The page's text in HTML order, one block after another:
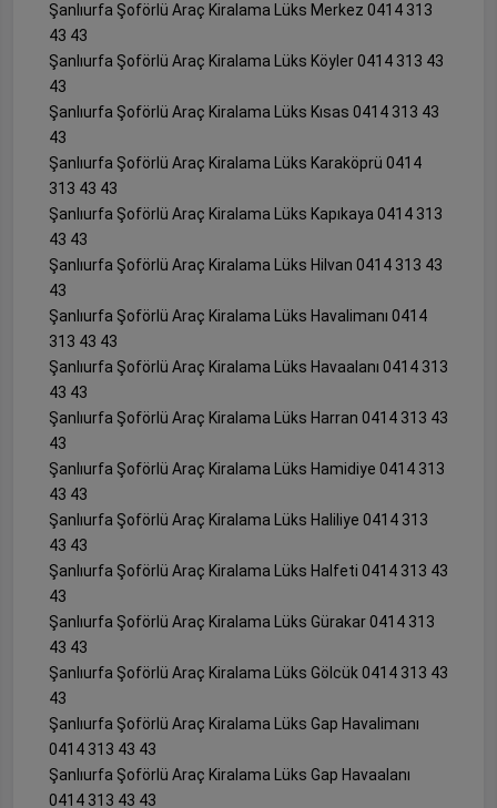
Şanlıurfa Şoförlü Araç Kiralama Lüks Merkez 0414 313
43 43
Şanlıurfa Şoförlü Araç Kiralama Lüks Köyler 0414 313 43
43
Şanlıurfa Şoförlü Araç Kiralama Lüks Kısas 0414 313 43
43
Şanlıurfa Şoförlü Araç Kiralama Lüks Karaköprü 0414
313 43 43
Şanlıurfa Şoförlü Araç Kiralama Lüks Kapıkaya 0414 313
43 43
Şanlıurfa Şoförlü Araç Kiralama Lüks Hilvan 0414 313 43
43
Şanlıurfa Şoförlü Araç Kiralama Lüks Havalimanı 0414
313 43 43
Şanlıurfa Şoförlü Araç Kiralama Lüks Havaalanı 0414 313
43 43
Şanlıurfa Şoförlü Araç Kiralama Lüks Harran 0414 313 43
43
Şanlıurfa Şoförlü Araç Kiralama Lüks Hamidiye 0414 313
43 43
Şanlıurfa Şoförlü Araç Kiralama Lüks Haliliye 0414 313
43 43
Şanlıurfa Şoförlü Araç Kiralama Lüks Halfeti 0414 313 43
43
Şanlıurfa Şoförlü Araç Kiralama Lüks Gürakar 0414 313
43 43
Şanlıurfa Şoförlü Araç Kiralama Lüks Gölcük 0414 313 43
43
Şanlıurfa Şoförlü Araç Kiralama Lüks Gap Havalimanı
0414 313 43 43
Şanlıurfa Şoförlü Araç Kiralama Lüks Gap Havaalanı
0414 313 43 43